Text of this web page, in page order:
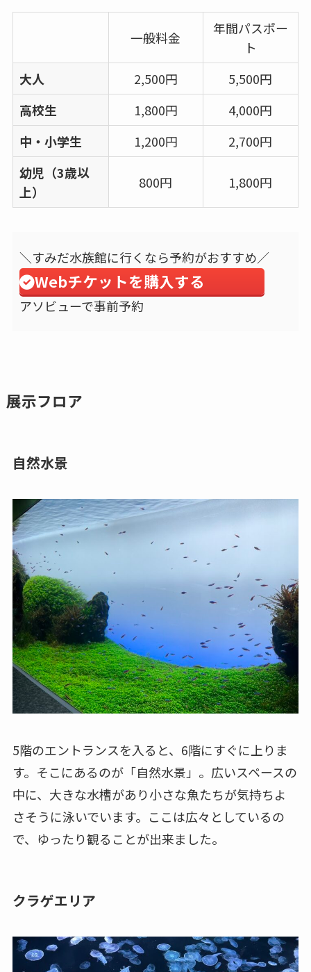
一般料金
年間パスポー
ト
大人
2,500円
5,500円
高校生
1,800円
4,000円
中・小学生
1,200円
2,700円
幼児（3歳以
上）
800円 1,800円
＼すみだ水族館に行くなら予約がおすすめ／
Webチケットを購入する
アソビューで事前予約
展示フロア
自然水景
5階のエントランスを入ると、6階にすぐに上りま
す。そこにあるのが「自然水景」。広いスペースの
中に、大きな水槽があり小さな魚たちが気持ちよ
さそうに泳いでいます。ここは広々としているの
で、ゆったり観ることが出来ました。
クラゲエリア